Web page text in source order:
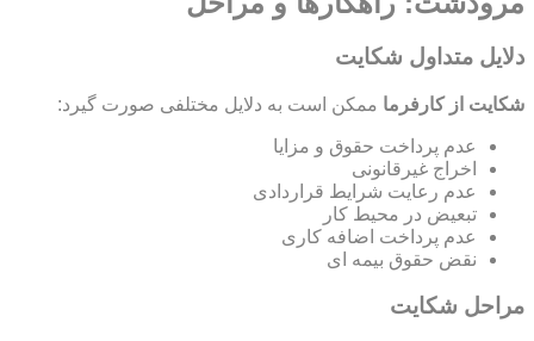
دلایل متداول شکایت
شکایت از کارفرما ممکن است به دلایل مختلفی صورت گیرد:
عدم پرداخت حقوق و مزایا
اخراج غیرقانونی
عدم رعایت شرایط قراردادی
تبعیض در محیط کار
عدم پرداخت اضافه کاری
نقض حقوق بیمه ای
مراحل شکایت